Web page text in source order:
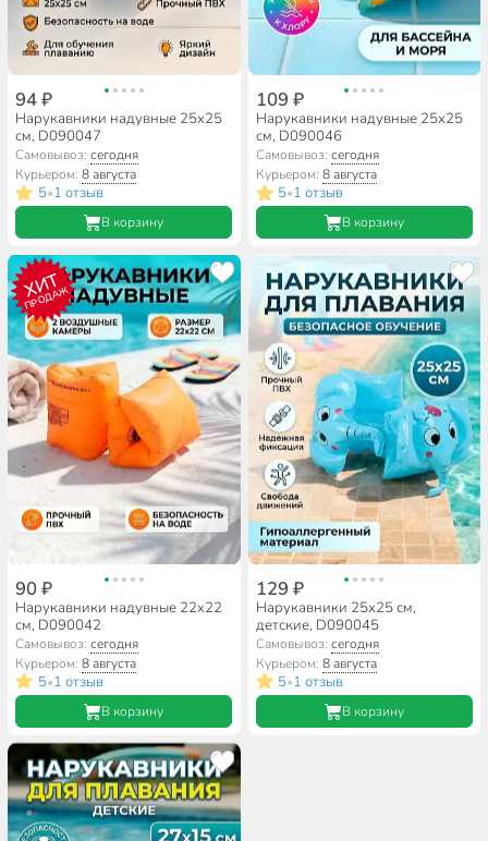
94 ₽
Нарукавники надувные 25х25
см, D090047
Самовывоз:сегодня
Курьером:8 августа
5•1 отзыв
В корзину
109 ₽
Нарукавники надувные 25х25
см, D090046
Самовывоз: сегодня
Курьером: 8 августа
5•1 отзыв
В корзину
ХИТ
ПРОДАЖ
90 ₽
Нарукавники надувные 22х22
см, D090042
Самовывоз:сегодня
Курьером:8 августа
5•1 отзыв
В корзину
129 ₽
Нарукавники 25х25 см,
детские, D090045
Самовывоз: сегодня
Курьером: 8 августа
5•1 отзыв
В корзину